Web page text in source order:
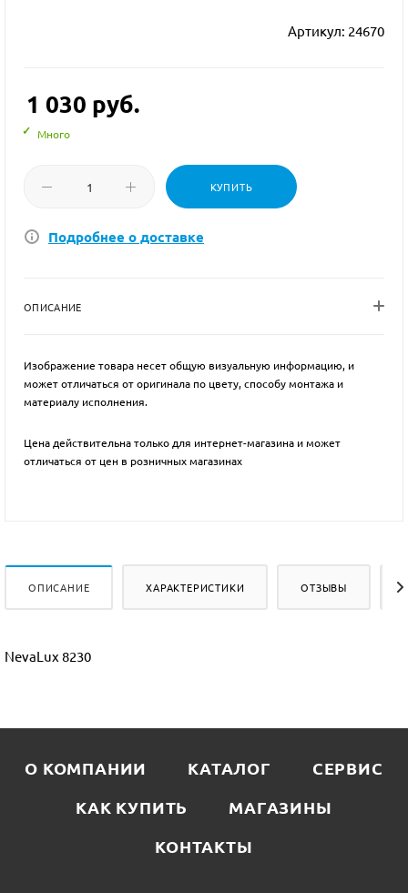
Артикул: 24670
1 030 руб.
Много
КУПИТЬ
Подробнее о доставке
ОПИСАНИЕ
Изображение товара несет общую визуальную информацию, и
может отличаться от оригинала по цвету, способу монтажа и
материалу исполнения.
Цена действительна только для интернет-магазина и может
отличаться от цен в розничных магазинах
ОПИСАНИЕ ХАРАКТЕРИСТИКИ ОТЗЫВЫ
NevaLux 8230
О КОМПАНИИ КАТАЛОГ
СЕРВИС
КАК КУПИТЬ
МАГАЗИНЫ
КОНТАКТЫ